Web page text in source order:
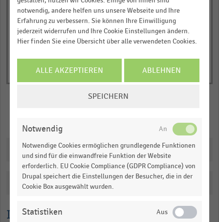
Lesehilfe
axis
displaying
Durchschnittliche
1.078245.
End
interactive
chart
Downloads
Katalogisierung
notwendig, andere helfen uns unsere Webseite und Ihre
Erfahrung zu verbessern. Sie können Ihre Einwilligung
jederzeit widerrufen und Ihre Cookie Einstellungen ändern.
Hier finden Sie eine Übersicht über alle verwendeten Cookies.
ALLE AKZEPTIEREN ABLEHNEN
SPEICHERN
Notwendig
Notwendige Cookies ermöglichen grundlegende Funktionen
und sind für die einwandfreie Funktion der Website
erforderlich. EU Cookie Compliance (GDPR Compliance) von
Drupal speichert die Einstellungen der Besucher, die in der
Cookie Box ausgewählt wurden.
Statistiken